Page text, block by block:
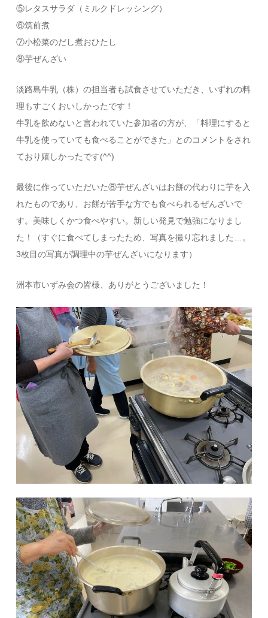
⑤レタスサラダ（ミルクドレッシング）
⑥筑前煮
⑦小松菜のだし煮おひたし
⑧芋ぜんざい
淡路島牛乳（株）の担当者も試食させていただき、いずれの料
理もすごくおいしかったです！
牛乳を飲めないと言われていた参加者の方が、「料理にすると
牛乳を使っていても食べることができた」とのコメントをされ
ており嬉しかったです(^^)
最後に作っていただいた⑧芋ぜんざいはお餅の代わりに芋を入
れたものであり、お餅が苦手な方でも食べられるぜんざいで
す。美味しくかつ食べやすい。新しい発見で勉強になりまし
た！（すぐに食べてしまったため、写真を撮り忘れました…。
3枚目の写真が調理中の芋ぜんざいになります）
洲本市いずみ会の皆様、ありがとうございました！